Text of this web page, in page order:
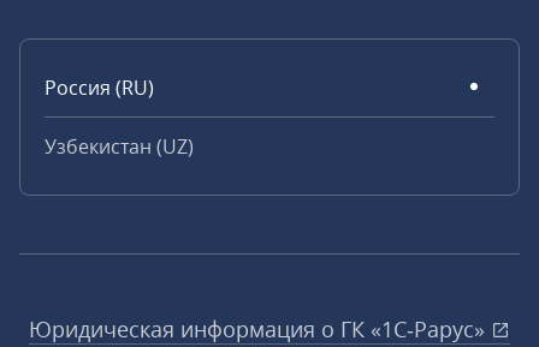
Россия (RU)
Узбекистан (UZ)
Юридическая информация о ГК «1С‑Рарус»